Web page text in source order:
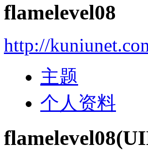
flamelevel08
http://
主题
个人资料
flamelevel08